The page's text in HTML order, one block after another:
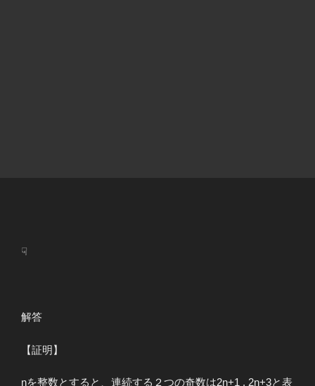
☟
解答
【証明】
nを整数とすると、連続する２つの奇数は2n+1 , 2n+3と表